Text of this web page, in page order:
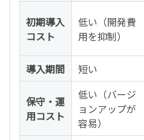
初期導入
コスト
低い（開発費
用を抑制）
導入期間
短い
保守・運
用コスト
低い（バージ
ョンアップが
容易）